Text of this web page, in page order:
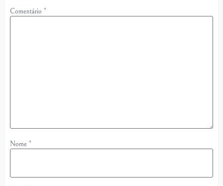
Comentário *
Nome *